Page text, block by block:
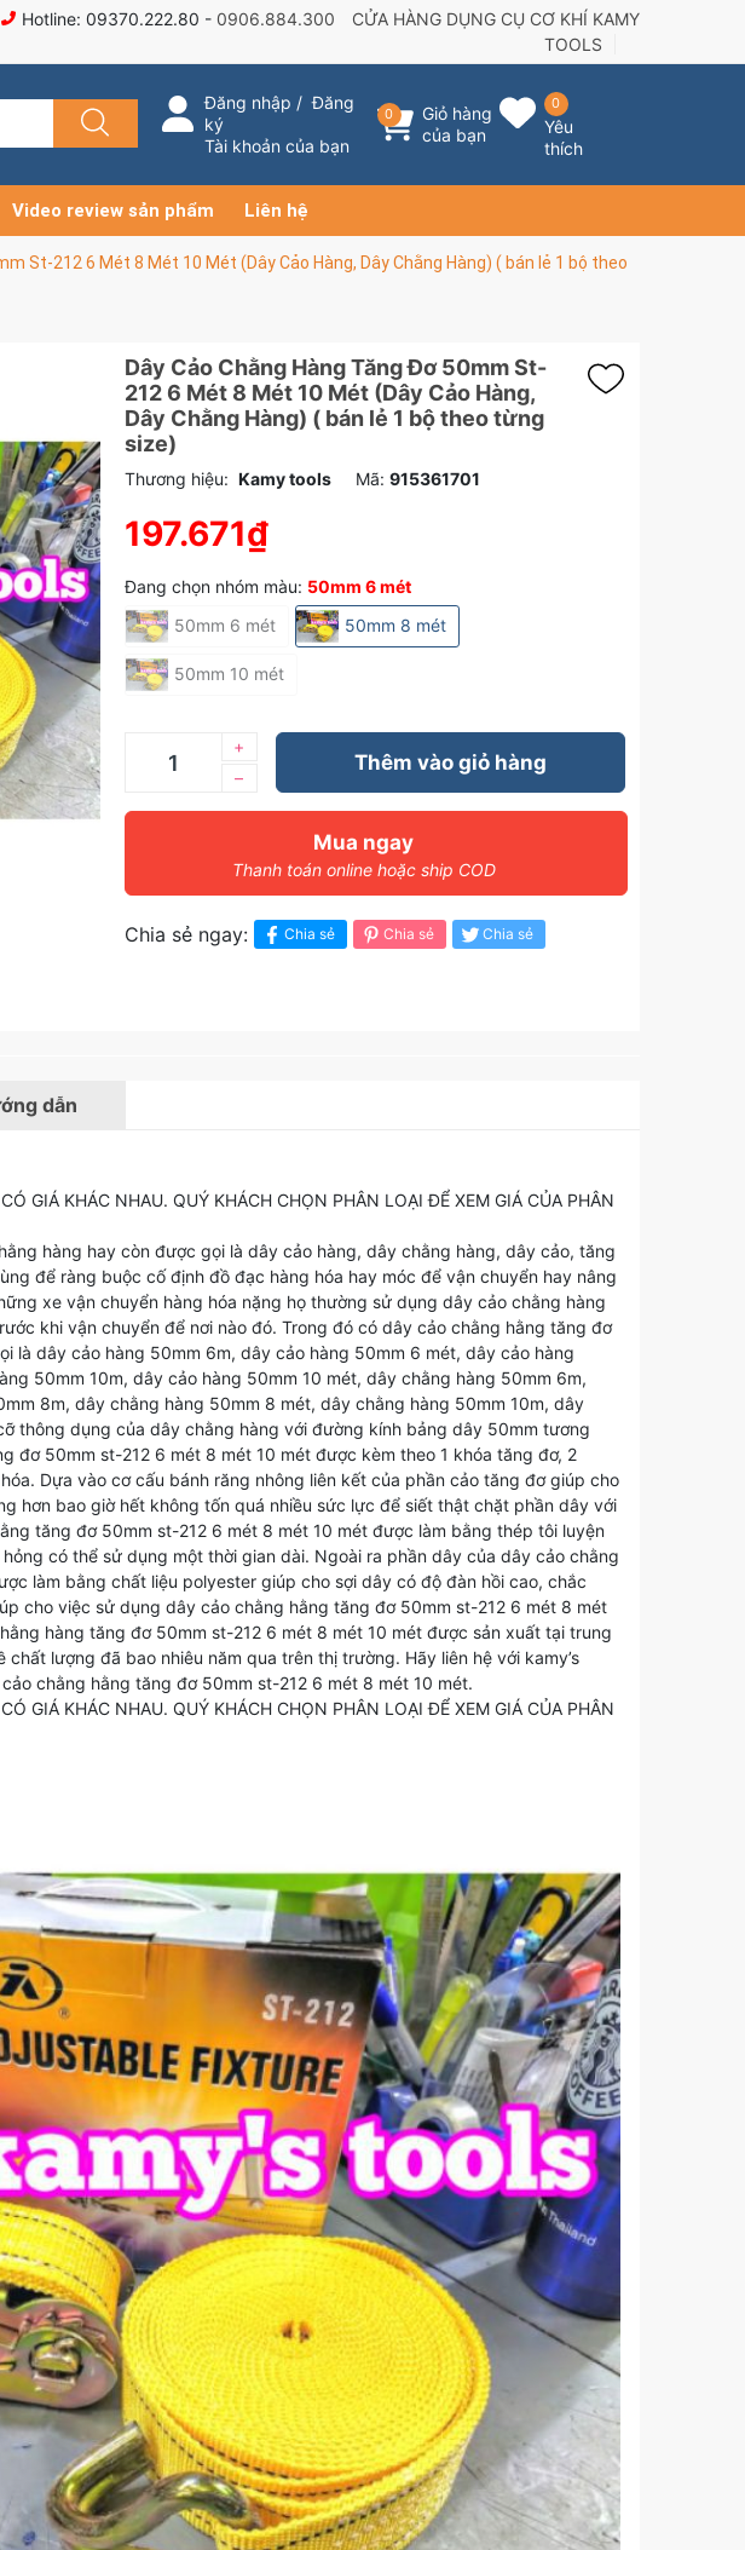
Hotline: 09370.222.80 - 0906.884.300
CỬA HÀNG DỤNG CỤ CƠ KHÍ KAMY
TOOLS
Đăng nhập /Đăng
ký
Tài khoản của bạn
0
Giỏ hàng
của bạn
0
Yêu
thích
Video review sản phẩm Liên hệ
St-212 6 Mét 8 Mét 10 Mét (Dây Cảo Hàng, Dây Chằng Hàng) ( bán lẻ 1 bộ theo
Dây Cảo Chằng Hàng Tăng Đơ 50mm St-
212 6 Mét 8 Mét 10 Mét (Dây Cảo Hàng,
Dây Chằng Hàng) ( bán lẻ 1 bộ theo từng
size)
Thương hiệu: Kamy tools Mã: 915361701
197.671₫
Đang chọn nhóm màu: 50mm 6 mét
50mm 6 mét
50mm 8 mét
50mm 10 mét
–
+
Thêm vào giỏ hàng
Mua ngay
Thanh toán online hoặc ship COD
Chia sẻ ngay: Chia sẻ Chia sẻ Chia sẻ
dẫn
GIÁ KHÁC NHAU. QUÝ KHÁCH CHỌN PHÂN LOẠI ĐỂ XEM GIÁ CỦA PHÂN
hàng hay còn được gọi là dây cảo hàng, dây chằng hàng, dây cảo, tăng
để ràng buộc cố định đồ đạc hàng hóa hay móc để vận chuyển hay nâng
xe vận chuyển hàng hóa nặng họ thường sử dụng dây cảo chằng hàng
khi vận chuyển để nơi nào đó. Trong đó có dây cảo chằng hằng tăng đơ
là dây cảo hàng 50mm 6m, dây cảo hàng 50mm 6 mét, dây cảo hàng
50mm 10m, dây cảo hàng 50mm 10 mét, dây chằng hàng 50mm 6m,
8m, dây chằng hàng 50mm 8 mét, dây chằng hàng 50mm 10m, dây
thông dụng của dây chằng hàng với đường kính bảng dây 50mm tương
đơ 50mm st-212 6 mét 8 mét 10 mét được kèm theo 1 khóa tăng đơ, 2
Dựa vào cơ cấu bánh răng nhông liên kết của phần cảo tăng đơ giúp cho
hơn bao giờ hết không tốn quá nhiều sức lực để siết thật chặt phần dây với
tăng đơ 50mm st-212 6 mét 8 mét 10 mét được làm bằng thép tôi luyện
có thể sử dụng một thời gian dài. Ngoài ra phần dây của dây cảo chằng
làm bằng chất liệu polyester giúp cho sợi dây có độ đàn hồi cao, chắc
cho việc sử dụng dây cảo chằng hằng tăng đơ 50mm st-212 6 mét 8 mét
hàng tăng đơ 50mm st-212 6 mét 8 mét 10 mét được sản xuất tại trung
lượng đã bao nhiêu năm qua trên thị trường. Hãy liên hệ với kamy’s
chằng hằng tăng đơ 50mm st-212 6 mét 8 mét 10 mét.
GIÁ KHÁC NHAU. QUÝ KHÁCH CHỌN PHÂN LOẠI ĐỂ XEM GIÁ CỦA PHÂN